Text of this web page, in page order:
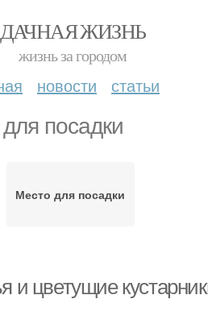
ДАЧНАЯ ЖИЗНЬ
жизнь за городом
новости статьи
посадки
Место для посадки
и цветущие